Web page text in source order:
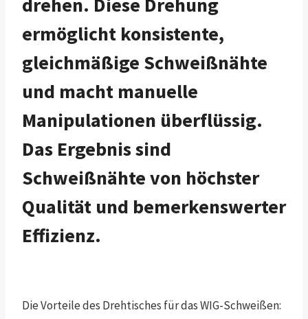
ermöglicht konsistente,
gleichmäßige Schweißnähte
und macht manuelle
Manipulationen überflüssig.
Das Ergebnis sind
Schweißnähte von höchster
Qualität und bemerkenswerter
Effizienz.
Die Vorteile des Drehtisches für das WIG-Schweißen: